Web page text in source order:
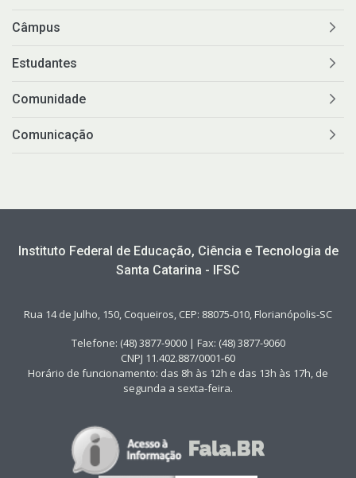
Câmpus
Estudantes
Comunidade
Comunicação
Instituto Federal de Educação, Ciência e Tecnologia de
Santa Catarina - IFSC
Rua 14 de Julho, 150, Coqueiros, CEP: 88075-010, Florianópolis-SC
Telefone: (48) 3877-9000 | Fax: (48) 3877-9060
CNPJ 11.402.887/0001-60
Horário de funcionamento: das 8h às 12h e das 13h às 17h, de
segunda a sexta-feira.